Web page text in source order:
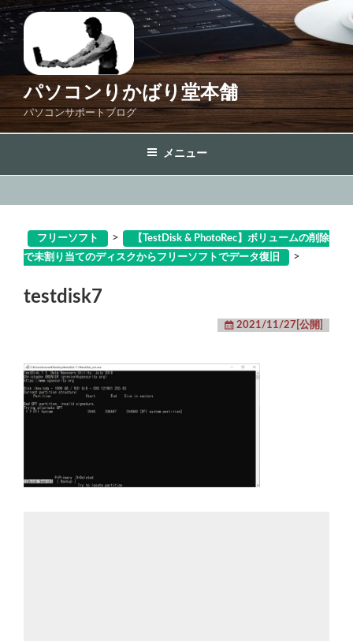
コ
ン
テ
ス
プ
パソコンりかばり堂本舗
パソコンサポートブログ
メニュー
フリーソフト >
【TestDisk & PhotoRec】ボリュームの削除
で未割り当てのディスクからフリーソフトでデータ復旧
>
testdisk7
2021/11/27[公開]